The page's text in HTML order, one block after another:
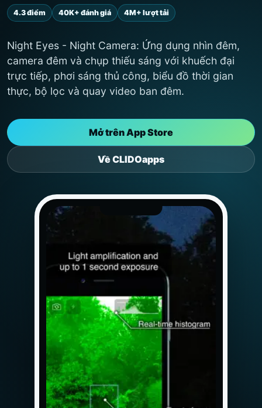
4.3 điểm 40K+ đánh giá 4M+ lượt tải
Night Eyes - Night Camera: Ứng dụng nhìn đêm,
camera đêm và chụp thiếu sáng với khuếch đại
trực tiếp, phơi sáng thủ công, biểu đồ thời gian
thực, bộ lọc và quay video ban đêm.
Mở trên App Store
Về CLIDOapps